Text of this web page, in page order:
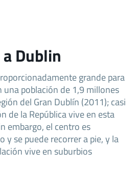
Dublin
grande para
una población de 1,9 millones
del Gran Dublín (2011); casi
de la República vive en esta
embargo, el centro es
y se puede recorrer a pie, y la
vive en suburbios